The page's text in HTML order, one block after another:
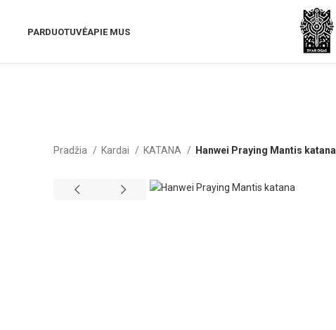
PARDUOTUVĖAPIE MUS
Pradžia Kardai KATANA Hanwei Praying Mantis katana